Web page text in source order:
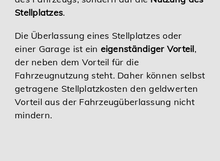
Stellplatzes.
Die Überlassung eines Stellplatzes oder
einer Garage ist ein eigenständiger Vorteil,
der neben dem Vorteil für die
Fahrzeugnutzung steht. Daher können selbst
getragene Stellplatzkosten den geldwerten
Vorteil aus der Fahrzeugüberlassung nicht
mindern.